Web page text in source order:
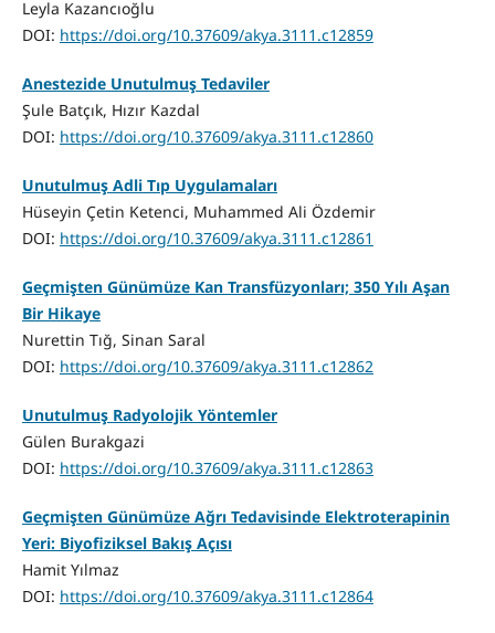
Leyla Kazancıoğlu
DOI: https://doi.org/10.37609/akya.3111.c12859
Anestezide Unutulmuş Tedaviler
Şule Batçık, Hızır Kazdal
DOI: https://doi.org/10.37609/akya.3111.c12860
Unutulmuş Adli Tıp Uygulamaları
Hüseyin Çetin Ketenci, Muhammed Ali Özdemir
DOI: https://doi.org/10.37609/akya.3111.c12861
Geçmişten Günümüze Kan Transfüzyonları; 350 Yılı Aşan
Bir Hikaye
Nurettin Tığ, Sinan Saral
DOI: https://doi.org/10.37609/akya.3111.c12862
Unutulmuş Radyolojik Yöntemler
Gülen Burakgazi
DOI: https://doi.org/10.37609/akya.3111.c12863
Geçmişten Günümüze Ağrı Tedavisinde Elektroterapinin
Yeri: Biyofiziksel Bakış Açısı
Hamit Yılmaz
DOI: https://doi.org/10.37609/akya.3111.c12864